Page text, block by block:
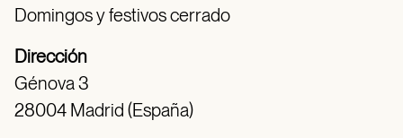
Domingos y festivos cerrado
Dirección
Génova 3
28004 Madrid (España)